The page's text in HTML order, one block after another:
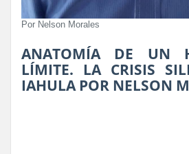
Por Nelson Morales
ANATOMÍA DE UN
LÍMITE. LA CRISIS
IAHULA POR NELSON